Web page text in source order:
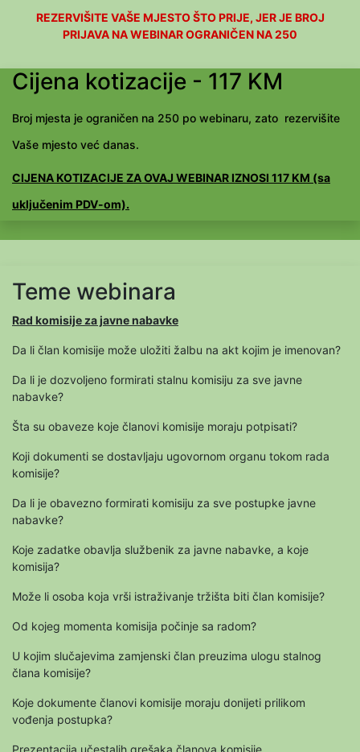
REZERVIŠITE VAŠE MJESTO ŠTO PRIJE, JER JE BROJ
PRIJAVA NA WEBINAR OGRANIČEN NA 250
Cijena kotizacije - 117 KM
Broj mjesta je ograničen na 250 po webinaru, zato rezervišite
Vaše mjesto već danas.
CIJENA KOTIZACIJE ZA OVAJ WEBINAR IZNOSI 117 KM (sa
uključenim PDV-om).
Teme webinara
Rad komisije za javne nabavke
Da li član komisije može uložiti žalbu na akt kojim je imenovan?
Da li je dozvoljeno formirati stalnu komisiju za sve javne
nabavke?
Šta su obaveze koje članovi komisije moraju potpisati?
Koji dokumenti se dostavljaju ugovornom organu tokom rada
komisije?
Da li je obavezno formirati komisiju za sve postupke javne
nabavke?
Koje zadatke obavlja službenik za javne nabavke, a koje
komisija?
Može li osoba koja vrši istraživanje tržišta biti član komisije?
Od kojeg momenta komisija počinje sa radom?
U kojim slučajevima zamjenski član preuzima ulogu stalnog
člana komisije?
Koje dokumente članovi komisije moraju donijeti prilikom
vođenja postupka?
Prezentacija učestalih grešaka članova komisije.